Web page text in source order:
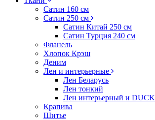
Сатин 160 см
Сатин 250 см
Сатин Китай 250 см
Сатин Турция 240 см
Фланель
Хлопок Крэш
Деним
Лен и интерьерные
Лен Беларусь
Лен тонкий
Лен интерьерный и DUCK
Крапива
Шитье